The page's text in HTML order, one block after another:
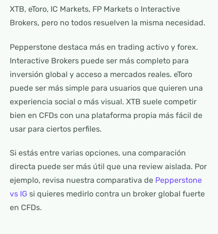
XTB, eToro, IC Markets, FP Markets o Interactive
Brokers, pero no todos resuelven la misma necesidad.
Pepperstone destaca más en trading activo y forex.
Interactive Brokers puede ser más completo para
inversión global y acceso a mercados reales. eToro
puede ser más simple para usuarios que quieren una
experiencia social o más visual. XTB suele competir
bien en CFDs con una plataforma propia más fácil de
usar para ciertos perfiles.
Si estás entre varias opciones, una comparación
directa puede ser más útil que una review aislada. Por
ejemplo, revisa nuestra comparativa de Pepperstone
vs IG si quieres medirlo contra un broker global fuerte
en CFDs.